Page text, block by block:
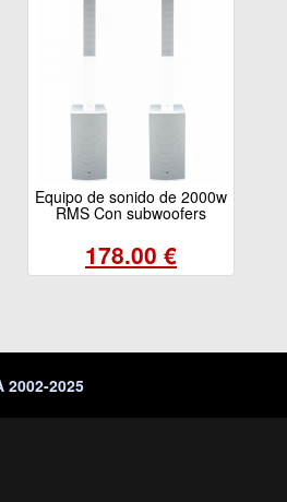
Equipo de sonido de 2000w
RMS Con subwoofers
178.00 €
2002-2025